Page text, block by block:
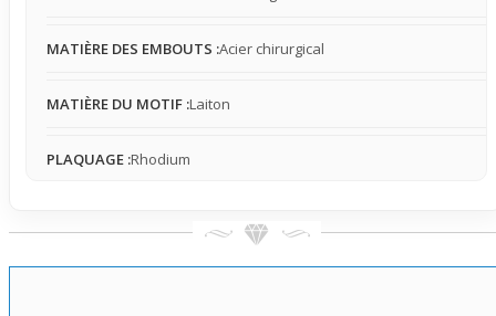
Que ce soit pour un usage quotidien ou pour un style
idéal. Il permet d'afficher un goût affirmé sans paraître
discret qui ajoute une petite touche d’originalité tout en
professionnel.
MATIÈRE DES EMBOUTS :Acier chirurgical
MATIÈRE DU MOTIF :Laiton
PLAQUAGE :Rhodium